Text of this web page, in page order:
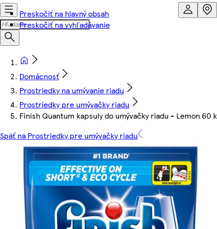
Preskočiť na hlavný obsah
Preskočiť na vyhľadávanie
Domácnosť
Prostriedky na umývanie riadu
Prostriedky pre umývačky riadu
Finish Quantum kapsuly do umývačky riadu - Lemon 60
Späť na Prostriedky pre umývačky riadu